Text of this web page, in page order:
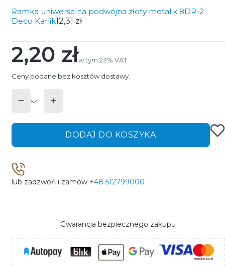
Ramka uniwersalna podwójna złoty metalik 8DR-2
Deco Karlik12,31 zł
Cena
2,20 złw tym 23% VAT
w tym 23% VAT
Ceny podane bez kosztów dostawy.
szt.
DODAJ DO KOSZYKA
lub zadzwoń i zamów +48 512799000
Gwarancja bezpiecznego zakupu